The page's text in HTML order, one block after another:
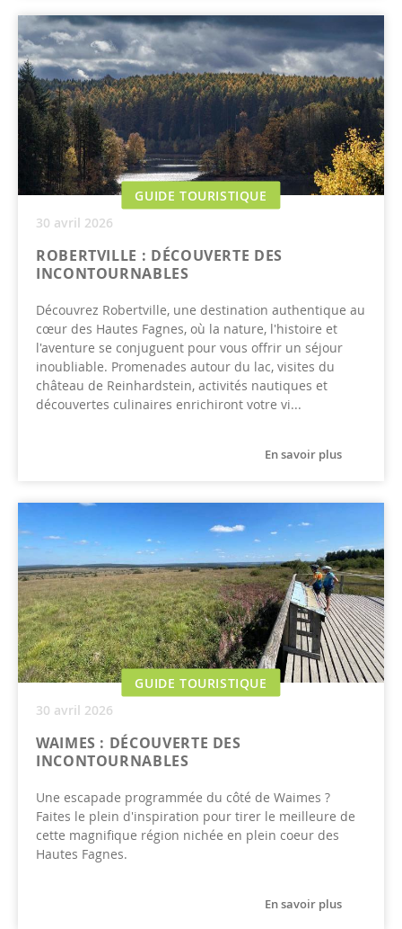
GUIDE TOURISTIQUE
30 avril 2026
ROBERTVILLE : DÉCOUVERTE DES
INCONTOURNABLES
Découvrez Robertville, une destination authentique au
cœur des Hautes Fagnes, où la nature, l'histoire et
l'aventure se conjuguent pour vous offrir un séjour
inoubliable. Promenades autour du lac, visites du
château de Reinhardstein, activités nautiques et
découvertes culinaires enrichiront votre vi...
En savoir plus
GUIDE TOURISTIQUE
30 avril 2026
WAIMES : DÉCOUVERTE DES
INCONTOURNABLES
Une escapade programmée du côté de Waimes ?
Faites le plein d'inspiration pour tirer le meilleure de
cette magnifique région nichée en plein coeur des
Hautes Fagnes.
En savoir plus